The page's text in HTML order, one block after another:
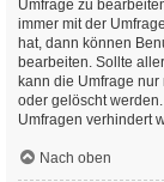
Umfrage zu
immer mit der
hat, dann können
bearbeiten. Sollte
kann die Umfrage
oder gelöscht
Umfragen verhindert
Nach oben